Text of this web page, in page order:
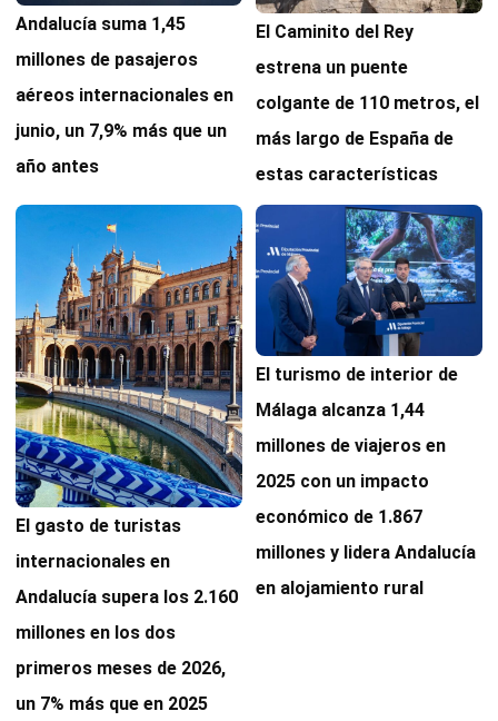
Andalucía suma 1,45
millones de pasajeros
aéreos internacionales en
junio, un 7,9% más que un
año antes
El Caminito del Rey
estrena un puente
colgante de 110 metros, el
más largo de España de
estas características
El gasto de turistas
internacionales en
Andalucía supera los 2.160
millones en los dos
primeros meses de 2026,
un 7% más que en 2025
El turismo de interior de
Málaga alcanza 1,44
millones de viajeros en
2025 con un impacto
económico de 1.867
millones y lidera Andalucía
en alojamiento rural